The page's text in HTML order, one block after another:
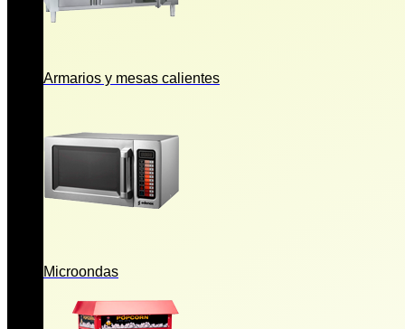
Armarios y mesas calientes
Microondas